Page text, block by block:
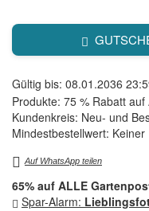
Gültig bis: 08.01.2036
Produkte: 75 % Rabatt
Kundenkreis: Neu- und
Mindestbestellwert: Keiner
Auf WhatsApp teilen
65% auf ALLE
Spar-Alarm: